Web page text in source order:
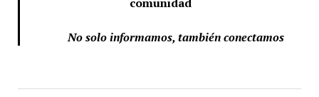
No solo informamos, también conectamos